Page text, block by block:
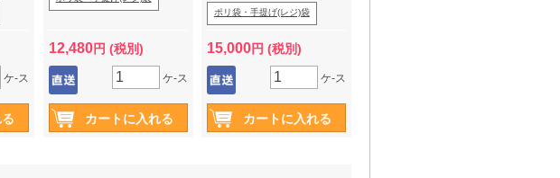
ケ-ス
12,480円 (税別)
ケ-ス
ポリ袋・手提げ(レジ)袋
15,000円 (税別)
ケ-ス